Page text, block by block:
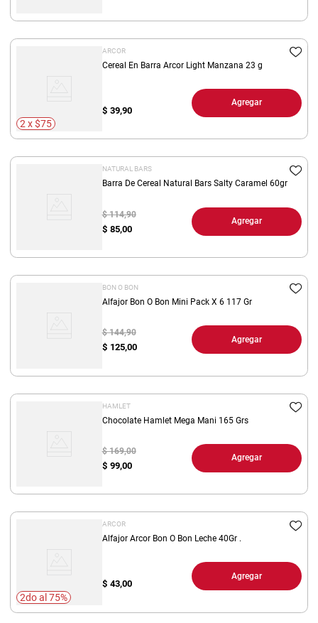
2 x $75
ARCOR
Cereal En Barra Arcor Light Manzana 23 g
$ 39,90
Agregar
NATURAL BARS
Barra De Cereal Natural Bars Salty Caramel 60gr
$ 85,00
$ 114,90
Agregar
BON O BON
Alfajor Bon O Bon Mini Pack X 6 117 Gr
$ 125,00
$ 144,90
Agregar
HAMLET
Chocolate Hamlet Mega Mani 165 Grs
$ 99,00
$ 169,00
Agregar
2do al 75%
ARCOR
Alfajor Arcor Bon O Bon Leche 40Gr .
$ 43,00
Agregar